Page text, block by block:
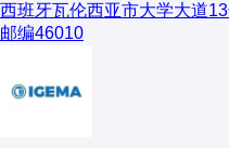
西班牙瓦伦西亚市大学大道
邮编46010